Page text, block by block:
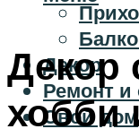
Декор
Ремонт и
Свой дом
Декор
хобби